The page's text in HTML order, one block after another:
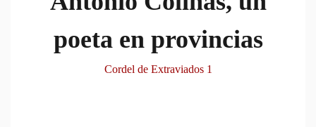
poeta en provincias
Cordel de Extraviados 1